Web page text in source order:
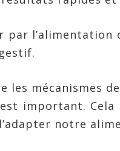
par
les mécanismes
important.
notre